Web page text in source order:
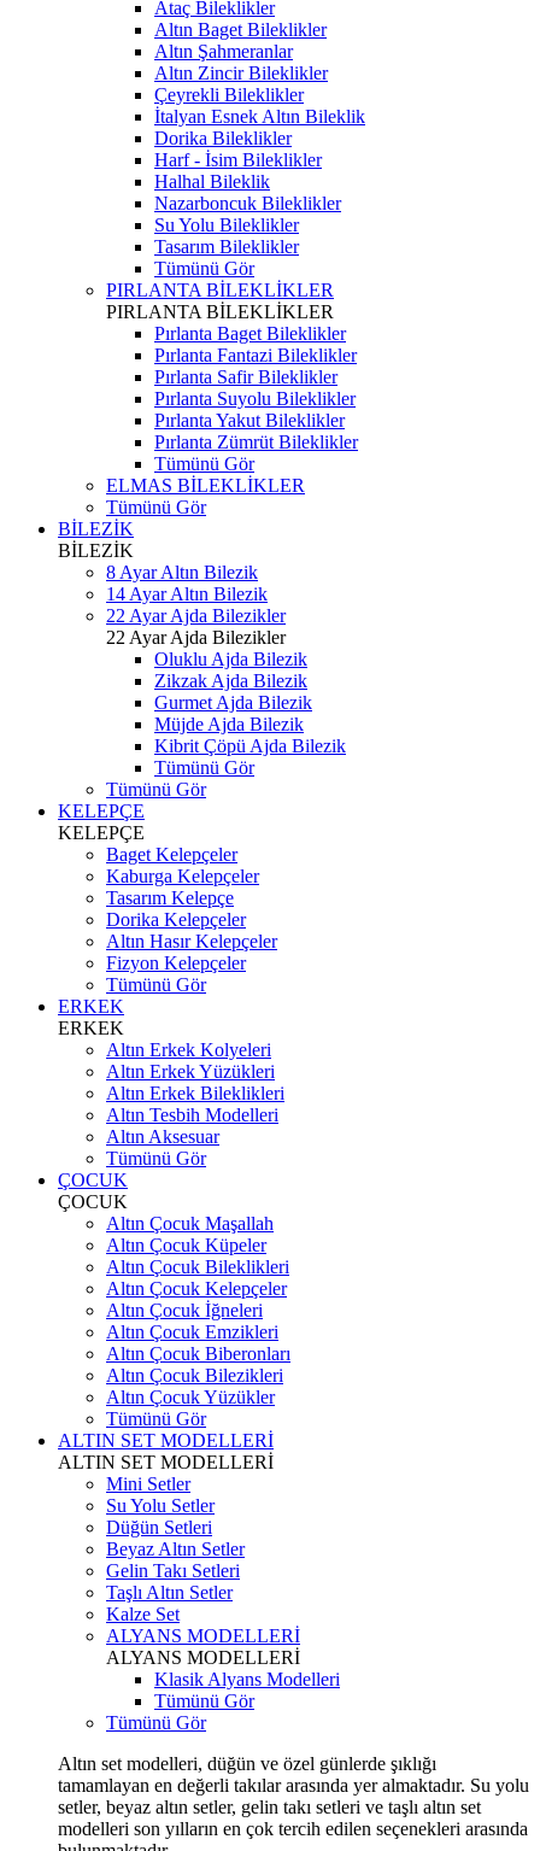
Ataç Bileklikler
Altın Baget Bileklikler
Altın Şahmeranlar
Altın Zincir Bileklikler
Çeyrekli Bileklikler
İtalyan Esnek Altın Bileklik
Dorika Bileklikler
Harf - İsim Bileklikler
Halhal Bileklik
Nazarboncuk Bileklikler
Su Yolu Bileklikler
Tasarım Bileklikler
Tümünü Gör
PIRLANTA BİLEKLİKLER
PIRLANTA BİLEKLİKLER
Pırlanta Baget Bileklikler
Pırlanta Fantazi Bileklikler
Pırlanta Safir Bileklikler
Pırlanta Suyolu Bileklikler
Pırlanta Yakut Bileklikler
Pırlanta Zümrüt Bileklikler
Tümünü Gör
ELMAS BİLEKLİKLER
Tümünü Gör
BİLEZİK
BİLEZİK
8 Ayar Altın Bilezik
14 Ayar Altın Bilezik
22 Ayar Ajda Bilezikler
22 Ayar Ajda Bilezikler
Oluklu Ajda Bilezik
Zikzak Ajda Bilezik
Gurmet Ajda Bilezik
Müjde Ajda Bilezik
Kibrit Çöpü Ajda Bilezik
Tümünü Gör
Tümünü Gör
KELEPÇE
KELEPÇE
Baget Kelepçeler
Kaburga Kelepçeler
Tasarım Kelepçe
Dorika Kelepçeler
Altın Hasır Kelepçeler
Fizyon Kelepçeler
Tümünü Gör
ERKEK
ERKEK
Altın Erkek Kolyeleri
Altın Erkek Yüzükleri
Altın Erkek Bileklikleri
Altın Tesbih Modelleri
Altın Aksesuar
Tümünü Gör
ÇOCUK
ÇOCUK
Altın Çocuk Maşallah
Altın Çocuk Küpeler
Altın Çocuk Bileklikleri
Altın Çocuk Kelepçeler
Altın Çocuk İğneleri
Altın Çocuk Emzikleri
Altın Çocuk Biberonları
Altın Çocuk Bilezikleri
Altın Çocuk Yüzükler
Tümünü Gör
ALTIN SET MODELLERİ
ALTIN SET MODELLERİ
Mini Setler
Su Yolu Setler
Düğün Setleri
Beyaz Altın Setler
Gelin Takı Setleri
Taşlı Altın Setler
Kalze Set
ALYANS MODELLERİ
ALYANS MODELLERİ
Klasik Alyans Modelleri
Tümünü Gör
Tümünü Gör
Altın set modelleri, düğün ve özel günlerde şıklığı
tamamlayan en değerli takılar arasında yer almaktadır. Su yolu
setler, beyaz altın setler, gelin takı setleri ve taşlı altın set
modelleri son yılların en çok tercih edilen seçenekleri arasında